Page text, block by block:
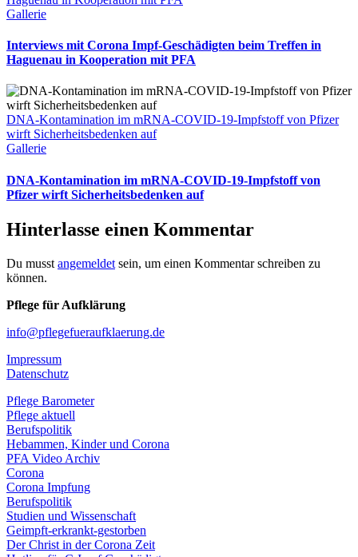
Gallerie
Interviews mit Corona Impf-Geschädigten beim Treffen in
Haguenau in Kooperation mit PFA
DNA-Kontamination im mRNA-COVID-19-Impfstoff von Pfizer
wirft Sicherheitsbedenken auf
Gallerie
DNA-Kontamination im mRNA-COVID-19-Impfstoff von
Pfizer wirft Sicherheitsbedenken auf
Hinterlasse einen Kommentar
Du musst angemeldet sein, um einen Kommentar schreiben zu
können.
Pflege für Aufklärung
info@pflegefueraufklaerung.de
Impressum
Datenschutz
Pflege Barometer
Pflege aktuell
Berufspolitik
Hebammen, Kinder und Corona
PFA Video Archiv
Corona
Corona Impfung
Berufspolitik
Studien und Wissenschaft
Geimpft-erkrankt-gestorben
Der Christ in der Corona Zeit